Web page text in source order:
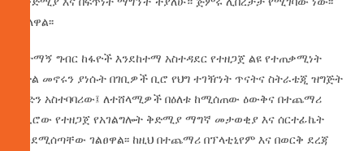
ብለዋል፡፡
ለታማኝ ግብር ከፋዮች እንደከተማ አስተዳደር የተዘጋጀ ልዩ የተጠቃሚነት
ዕድል መኖሩን ያነሱት በገቢዎች ቢሮ የህግ ተገዥነት ጥናትና ስትራቴጂ ዝግጅት
ቡድን አስተባባሪው፤ ለተሸላሚዎች በዕለቱ ከሚሰጠው ዕውቅና በተጨማሪ
በቢሮው የተዘጋጀ የአገልግሎት ቅድሚያ ማግኛ መታወቂያ እና ሰርተፊኬት
እንደሚሰጣቸው ገልፀዋል፡፡ ከዚህ በተጨማሪ በፕላቲኒየም እና በወርቅ ደረጃ